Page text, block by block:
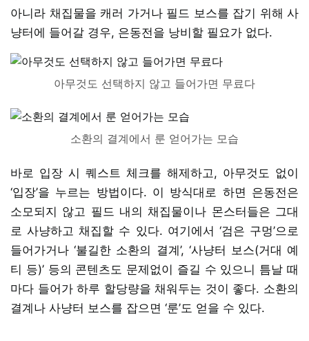
아니라 채집물을 캐러 가거나 필드 보스를 잡기 위해 사
냥터에 들어갈 경우, 은동전을 낭비할 필요가 없다.
아무것도 선택하지 않고 들어가면 무료다
소환의 결계에서 룬 얻어가는 모습
바로 입장 시 퀘스트 체크를 해제하고, 아무것도 없이
‘입장’을 누르는 방법이다. 이 방식대로 하면 은동전은
소모되지 않고 필드 내의 채집물이나 몬스터들은 그대
로 사냥하고 채집할 수 있다. 여기에서 ‘검은 구멍’으로
들어가거나 ‘불길한 소환의 결계’, ‘사냥터 보스(거대 예
티 등)’ 등의 콘텐츠도 문제없이 즐길 수 있으니 틈날 때
마다 들어가 하루 할당량을 채워두는 것이 좋다. 소환의
결계나 사냥터 보스를 잡으면 ‘룬’도 얻을 수 있다.